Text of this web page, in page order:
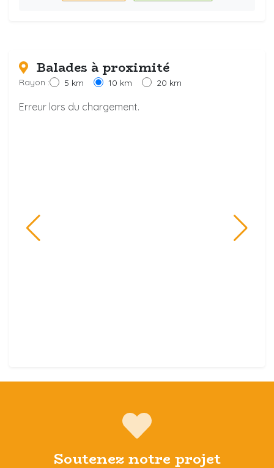
Balades à proximité
Rayon : 5 km 10 km 20 km
Erreur lors du chargement.
Soutenez notre projet